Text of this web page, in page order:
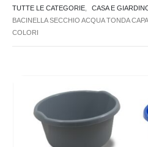
TUTTE LE CATEGORIE
CASA E
BACINELLA SECCHIO ACQUA TONDA
COLORI